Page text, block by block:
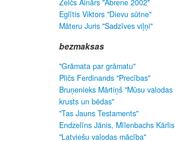
Zelčs Ainārs "Abrene 2002"
Eglītis Viktors "Dievu sūtne"
Māteru Juris "Sadzīves viļņi"
bezmaksas
"Grāmata par grāmatu"
Pličs Ferdinands "Precības"
Bruņenieks Mārtiņš "Mūsu valodas
krusts un bēdas"
"Tas Jauns Testaments"
Endzelīns Jānis, Mīlenbachs Kārlis
"Latviešu valodas mācība"